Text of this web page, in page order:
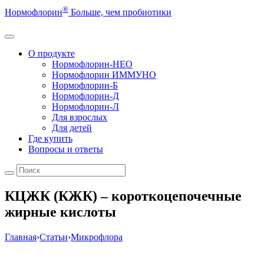
Нормофлорин® Больше, чем пробиотики
О продукте
Нормофлорин-НЕО
Нормофлорин ИММУНО
Нормофлорин-Б
Нормофлорин-Д
Нормофлорин-Л
Для взрослых
Для детей
Где купить
Вопросы и ответы
КЦЖК (КЖК) – короткоцепочечные
жирные кислоты
Главная›Статьи›Микрофлора